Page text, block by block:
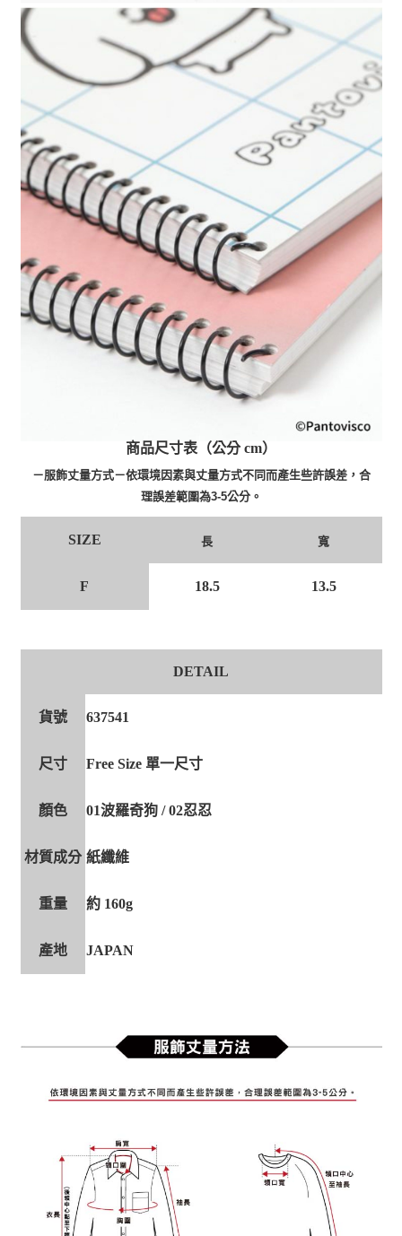
商品尺寸表（公分 cm）
－服飾丈量方式－依環境因素與丈量方式不同而產生些許誤差，合
理誤差範圍為3-5公分。
SIZE 長 寬
F 18.5 13.5
DETAIL
貨號 637541
尺寸 Free Size 單一尺寸
顏色 01波羅奇狗 / 02忍忍
材質成分 紙纖維
重量 約 160g
產地 JAPAN